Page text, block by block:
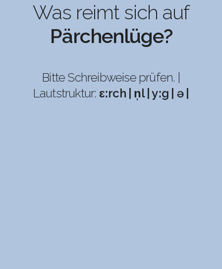
Was reimt sich auf
Pärchenlüge?
Bitte Schreibweise prüfen. |
Lautstruktur: ɛːrch | n̩l | yːg | ə |